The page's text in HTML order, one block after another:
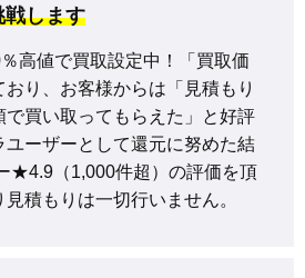
戦します
高値で買取設定中！「買取価
り、お客様からは「見積もり
で買い取ってもらえた」と好評
ユーザーとして還元に努めた結
★4.9（1,000件超）の評価を頂
積もりは一切行いません。